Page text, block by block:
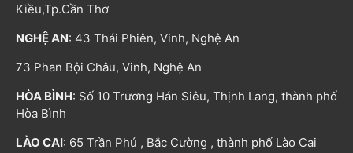
Kiều,Tp.Cần Thơ
NGHỆ AN: 43 Thái Phiên, Vinh, Nghệ An
73 Phan Bội Châu, Vinh, Nghệ An
HÒA BÌNH: Số 10 Trương Hán Siêu, Thịnh Lang, thành phố
Hòa Bình
LÀO CAI: 65 Trần Phú , Bắc Cường , thành phố Lào Cai